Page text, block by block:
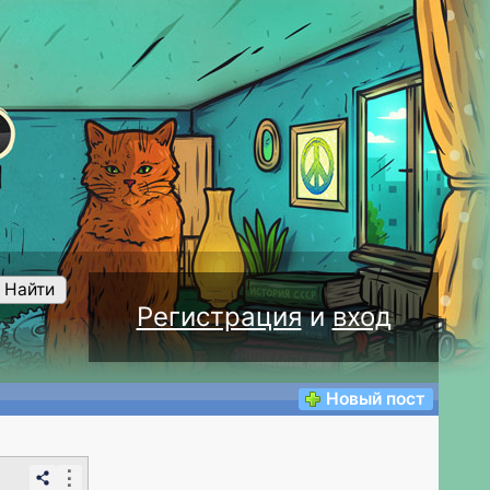
Регистрацияивход
Найти
Новый пост
⋮